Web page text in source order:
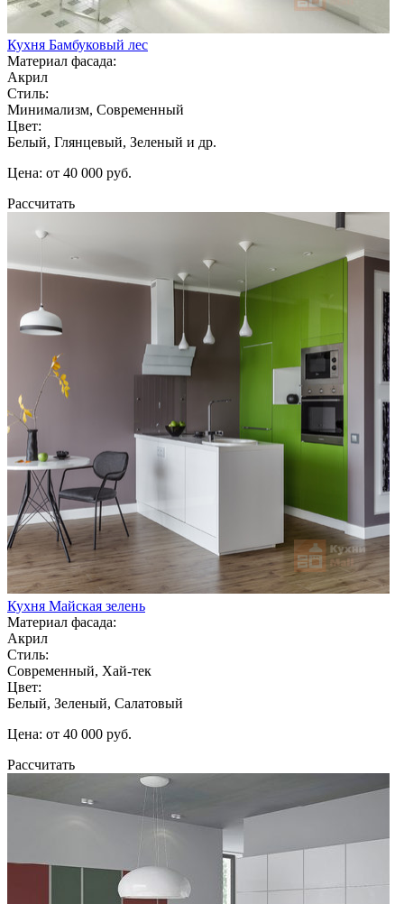
Кухня Бамбуковый лес
Материал фасада:
Акрил
Стиль:
Минимализм, Современный
Цвет:
Белый, Глянцевый, Зеленый и др.
Цена: от 40 000 руб.
Рассчитать
Кухня Майская зелень
Материал фасада:
Акрил
Стиль:
Современный, Хай-тек
Цвет:
Белый, Зеленый, Салатовый
Цена: от 40 000 руб.
Рассчитать